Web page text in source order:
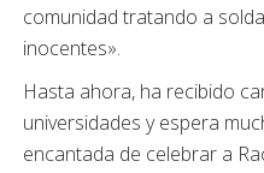
comunidad tratando a
inocentes».
Hasta ahora, ha recibido
universidades y espera
encantada de celebrar a